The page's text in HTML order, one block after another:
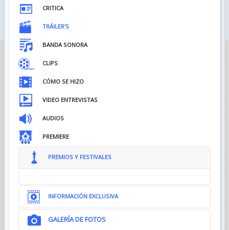
CRITICA
TRÁILER'S
BANDA SONORA
CLIPS
CÓMO SE HIZO
VIDEO ENTREVISTAS
AUDIOS
PREMIERE
PREMIOS Y FESTIVALES
INFORMACIÓN EXCLUSIVA
GALERÍA DE FOTOS